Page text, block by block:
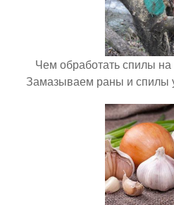
Чем обработать спилы
Замазываем раны и спилы